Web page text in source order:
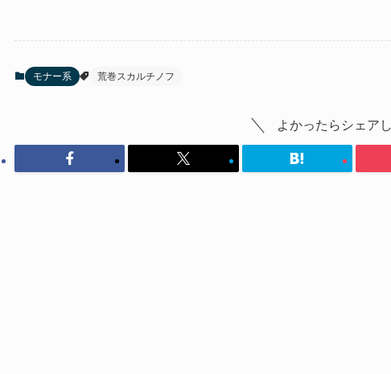
モナー系 荒巻スカルチノフ
よかったらシェア